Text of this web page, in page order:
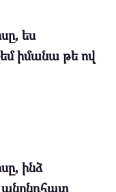
ես
իմանա թե ով
ինձ
անընդհատ